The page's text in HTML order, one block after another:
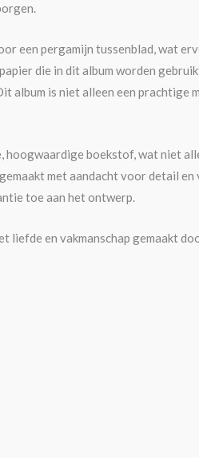
een pergamijn tussenblad, wat
die in dit album worden
is niet alleen een prachtige
hoogwaardige boekstof, wat niet
met aandacht voor detail en
toe aan het ontwerp.
liefde en vakmanschap gemaakt